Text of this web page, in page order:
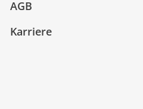
AGB
Karriere